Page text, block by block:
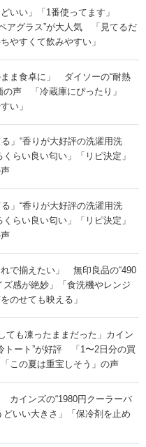
どいい」「1番使ってます」
アグラス”が大人気 「見てるだ
やすくて飲みやすい」
まま食卓に」 ダイソーの“耐熱
の声 「冷蔵庫にぴったり」
い」
」“香りが大好評の洗濯用洗
らい良い匂い」「リピ決定」
」“香りが大好評の洗濯用洗
らい良い匂い」「リピ決定」
れで揃えたい」 無印良品の“490
感が絶妙」「食洗機やレンジ
のせても映える」
ても凍ったままだった」カイン
トート”が好評 「1〜2日分の買
この夏は重宝しそう」の声
カインズの“1980円クーラーバ
いい大きさ」「保冷剤を止め